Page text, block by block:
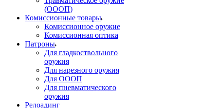
(ОООП)
Комиссионные товары
Комиссионное оружие
Комиссионная оптика
Патроны
Для гладкоствольного
оружия
Для нарезного оружия
Для ОООП
Для пневматического
оружия
Релоадинг